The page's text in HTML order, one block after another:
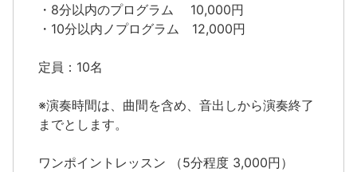
・8分以内のプログラム 10,000円
・10分以内ノプログラム 12,000円
定員：10名
※演奏時間は、曲間を含め、音出しから演奏終了
までとします。
ワンポイントレッスン （5分程度 3,000円）